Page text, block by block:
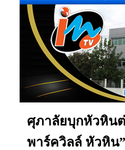
ศุภาลัยบุกหัวหิน
พาร์ควิลล์ หัวหิน